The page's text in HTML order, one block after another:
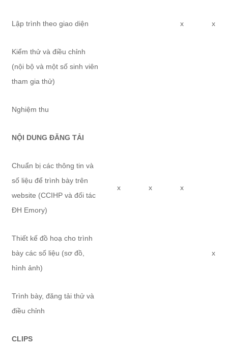
Lập trình theo giao diện x x
Kiểm thử và điều chỉnh
(nội bộ và một số sinh viên
tham gia thử)
Nghiệm thu
NỘI DUNG ĐĂNG TẢI
Chuẩn bị các thông tin và
số liệu để trình bày trên
website (CCIHP và đối tác
ĐH Emory)
x x x
Thiết kế đồ hoạ cho trình
bày các số liệu (sơ đồ,
hình ảnh)
x
Trình bày, đăng tải thử và
điều chỉnh
CLIPS